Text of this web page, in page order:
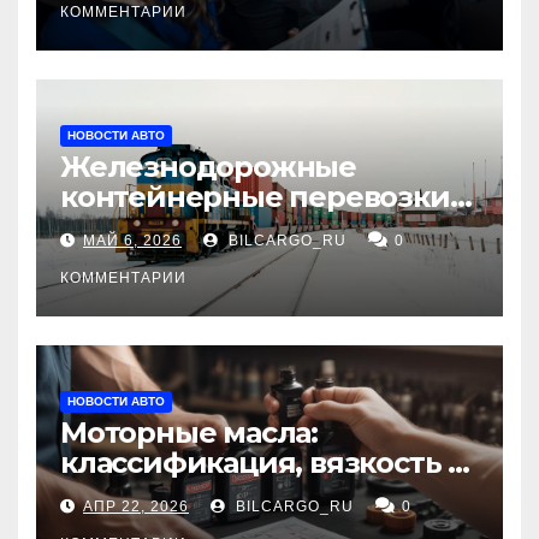
КОММЕНТАРИИ
НОВОСТИ АВТО
Железнодорожные
контейнерные перевозки
из Китая в Россию:
маршруты, сроки и
требования
МАЙ 6, 2026 BILCARGO_RU 0
КОММЕНТАРИИ
НОВОСТИ АВТО
Моторные масла:
классификация, вязкость и
рекомендации по выбору
для различных типов
АПР 22, 2026 BILCARGO_RU 0